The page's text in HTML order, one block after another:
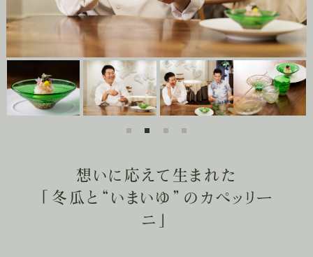
想いに応えて生まれた
「冬瓜と“いまいゆ”のカぺッリー
ニ」